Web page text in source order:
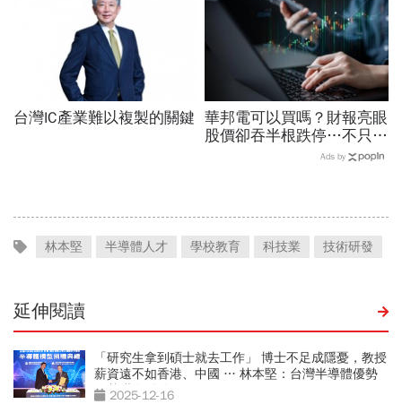
台灣IC產業難以複製的關鍵 華邦電可以買嗎？財報亮眼
股價卻吞半根跌停…不只外
資終結連3買改賣超1.8萬
Ads by
林本堅 半導體人才 學校教育 科技業 技術研發
延伸閱讀
「研究生拿到碩士就去工作」 博士不足成隱憂，教授
薪資遠不如香港、中國 … 林本堅：台灣半導體優勢
的基礎在鬆動
2025-12-16